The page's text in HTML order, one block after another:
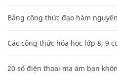
Bảng công thức đạo hàm
Các công thức hóa học lớp 8, 9
20 số điện thoại ma ám bạn